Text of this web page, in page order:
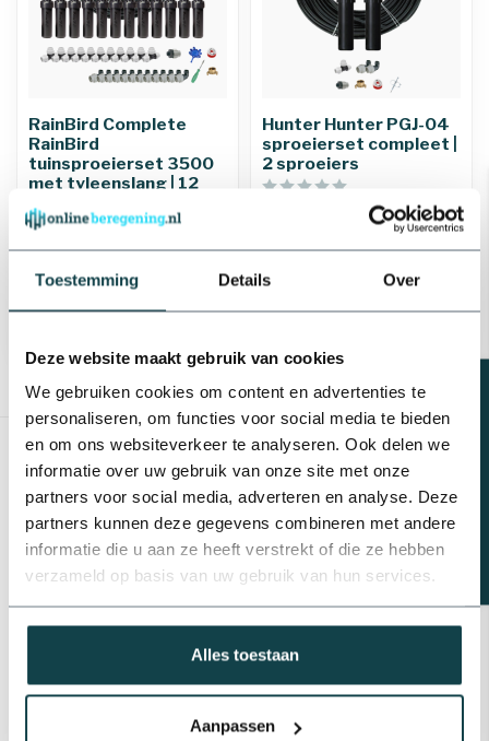
Toestemming Details Over
Deze website maakt gebruik van cookies
We gebruiken cookies om content en advertenties te
personaliseren, om functies voor social media te bieden
en om ons websiteverkeer te analyseren. Ook delen we
informatie over uw gebruik van onze site met onze
partners voor social media, adverteren en analyse. Deze
partners kunnen deze gegevens combineren met andere
informatie die u aan ze heeft verstrekt of die ze hebben
verzameld op basis van uw gebruik van hun services.
Alles toestaan
Aanpassen
RainBird Complete
RainBird
tuinsproeierset 3500
met tyleenslang | 12
sproeiers
€386,28
Levering binnen 3-4
Hunter Hunter PGJ-04
sproeierset compleet |
2 sproeiers
€163,71
Levering binnen 1-3
Toon1-10van 10 Beregeningsplan?